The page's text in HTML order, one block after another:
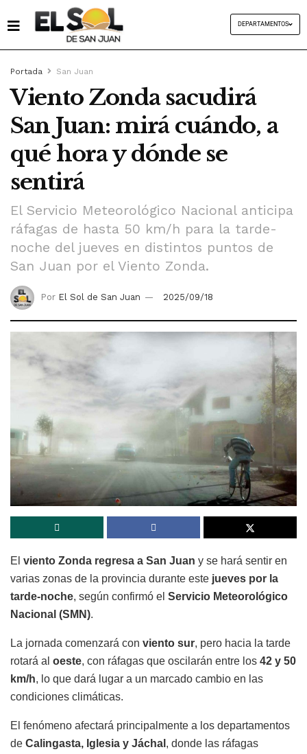
DEPARTAMENTOS
Portada San Juan
Viento Zonda sacudirá
San Juan: mirá cuándo, a
qué hora y dónde se
sentirá
El Servicio Meteorológico Nacional anticipa
ráfagas de hasta 50 km/h para la tarde-
noche del jueves en distintos puntos de
San Juan por el Viento Zonda.
Por El Sol de San Juan 2025/09/18
El viento Zonda regresa a San Juan y se hará sentir en
varias zonas de la provincia durante este jueves por la
tarde-noche, según confirmó el Servicio Meteorológico
Nacional (SMN).
La jornada comenzará con viento sur, pero hacia la tarde
rotará al oeste, con ráfagas que oscilarán entre los 42 y 50
km/h, lo que dará lugar a un marcado cambio en las
condiciones climáticas.
El fenómeno afectará principalmente a los departamentos
de Calingasta, Iglesia y Jáchal , donde las ráfagas